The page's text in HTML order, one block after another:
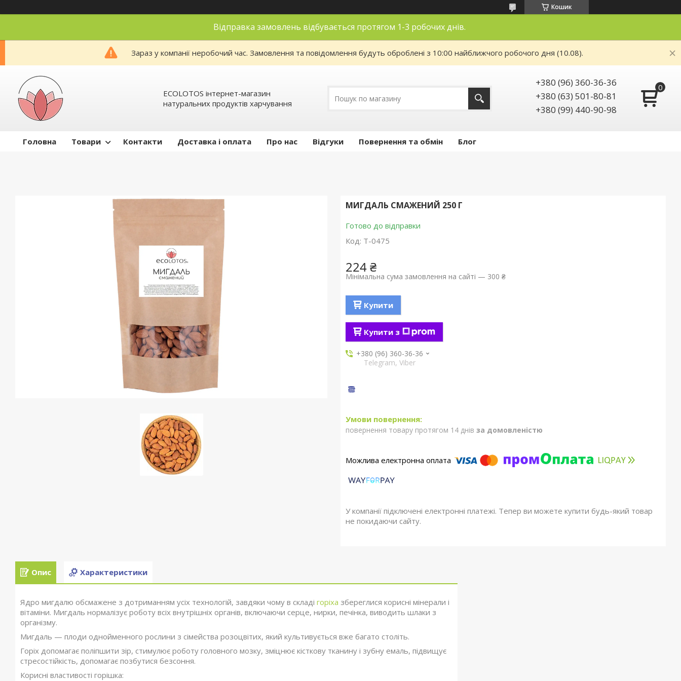
Кошик
Відправка замовлень відбувається протягом 1-3 робочих днів.
Зараз у компанії неробочий час. Замовлення та повідомлення будуть оброблені з 10:00 найближчого робочого дня (10.08).
ECOLOTOS інтернет-магазин
натуральних продуктів харчування
+380 (96) 360-36-36
+380 (63) 501-80-81
+380 (99) 440-90-98
Головна Товари Контакти Доставка і оплата Про нас Відгуки Повернення та обмін Блог
МИГДАЛЬ СМАЖЕНИЙ 250 Г
Готово до відправки
Код: T-0475
224 ₴
Мінімальна сума замовлення на сайті — 300 ₴
Купити
Купити з
+380 (96) 360-36-36
Telegram, Viber
повернення товару протягом 14 днів за домовленістю
У компанії підключені електронні платежі. Тепер ви можете купити будь-який товар
не покидаючи сайту.
Опис Характеристики
Ядро мигдалю обсмажене з дотриманням усіх технологій, завдяки чому в складі горіха збереглися корисні мінерали і
вітаміни. Мигдаль нормалізує роботу всіх внутрішніх органів, включаючи серце, нирки, печінка, виводить шлаки з
організму.
Мигдаль — плоди однойменного рослини з сімейства розоцвітих, який культивується вже багато століть.
Горіх допомагає поліпшити зір, стимулює роботу головного мозку, зміцнює кісткову тканину і зубну емаль, підвищує
стресостійкість, допомагає позбутися безсоння.
Корисні властивості горішка: